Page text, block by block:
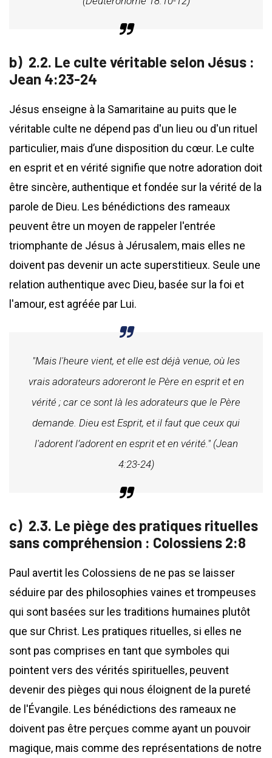
2.2. Le culte véritable selon Jésus :
Jean 4:23-24
Jésus enseigne à la Samaritaine au puits que le
véritable culte ne dépend pas d'un lieu ou d'un rituel
particulier, mais d’une disposition du cœur. Le culte
en esprit et en vérité signifie que notre adoration doit
être sincère, authentique et fondée sur la vérité de la
parole de Dieu. Les bénédictions des rameaux
peuvent être un moyen de rappeler l'entrée
triomphante de Jésus à Jérusalem, mais elles ne
doivent pas devenir un acte superstitieux. Seule une
relation authentique avec Dieu, basée sur la foi et
l'amour, est agréée par Lui.
"Mais l'heure vient, et elle est déjà venue, où les
vrais adorateurs adoreront le Père en esprit et en
vérité ; car ce sont là les adorateurs que le Père
demande. Dieu est Esprit, et il faut que ceux qui
l'adorent l’adorent en esprit et en vérité." (Jean
4:23-24)
2.3. Le piège des pratiques rituelles
sans compréhension : Colossiens 2:8
Paul avertit les Colossiens de ne pas se laisser
séduire par des philosophies vaines et trompeuses
qui sont basées sur les traditions humaines plutôt
que sur Christ. Les pratiques rituelles, si elles ne
sont pas comprises en tant que symboles qui
pointent vers des vérités spirituelles, peuvent
devenir des pièges qui nous éloignent de la pureté
de l'Évangile. Les bénédictions des rameaux ne
doivent pas être perçues comme ayant un pouvoir
magique, mais comme des représentations de notre